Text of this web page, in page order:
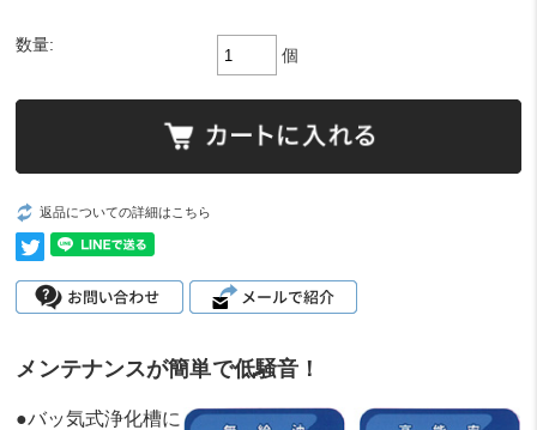
数量:
個
返品についての詳細はこちら
メンテナンスが簡単で低騒音！
●バッ気式浄化槽に